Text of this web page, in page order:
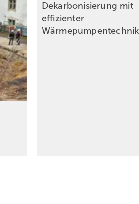
Dekarbonisierung mit
effizienter
Wärmepumpentechnik